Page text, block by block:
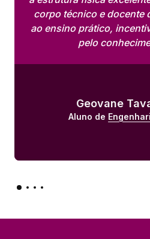
SOCORROS
33 horas
PRATICA BASEADA EM
corpo técnico e docente
ao ensino prático,
pelo
Geovane
Aluno de